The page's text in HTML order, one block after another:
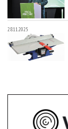
28.11.2025